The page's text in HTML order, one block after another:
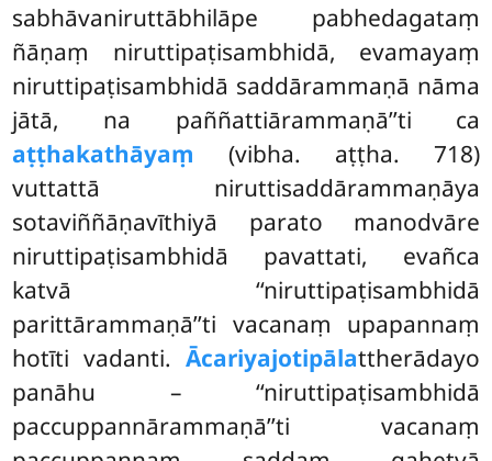
sabhāvaniruttābhilāpe pabhedagataṃ
ñāṇaṃ niruttipaṭisambhidā, evamayaṃ
niruttipaṭisambhidā saddārammaṇā nāma
jātā, na paññattiārammaṇā’’ti ca
aṭṭhakathāyaṃ (vibha. aṭṭha. 718)
vuttattā niruttisaddārammaṇāya
sotaviññāṇavīthiyā parato manodvāre
niruttipaṭisambhidā pavattati, evañca
katvā ‘‘niruttipaṭisambhidā
parittārammaṇā’’ti vacanaṃ upapannaṃ
hotīti vadanti. Ācariyajotipālattherādayo
panāhu – ‘‘niruttipaṭisambhidā
paccuppannārammaṇā’’ti vacanaṃ